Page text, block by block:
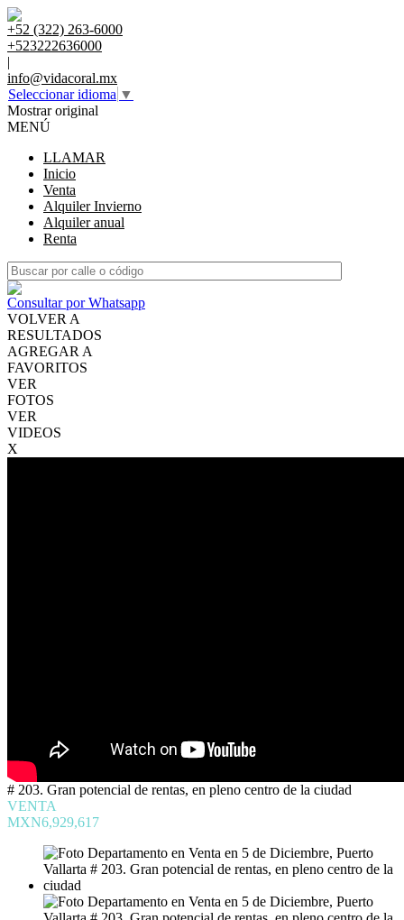
+52 (322) 263-6000
+523222636000
|
info@vidacoral.mx
Seleccionar idioma ▼
Mostrar original
MENÚ
LLAMAR
Inicio
Venta
Alquiler Invierno
Alquiler anual
Renta
Consultar por Whatsapp
VOLVER A
RESULTADOS
AGREGAR A
FAVORITOS
VER
FOTOS
VER
VIDEOS
X
# 203. Gran potencial de rentas, en pleno centro de la ciudad
VENTA
MXN6,929,617